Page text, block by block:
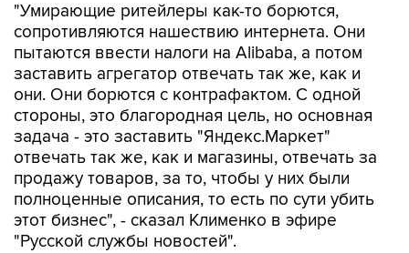
"Умирающие ритейлеры как-то борются,
сопротивляются нашествию интернета. Они
пытаются ввести налоги на Alibaba, а потом
заставить агрегатор отвечать так же, как и
они. Они борются с контрафактом. С одной
стороны, это благородная цель, но основная
задача - это заставить "Яндекс.Маркет"
отвечать так же, как и магазины, отвечать за
продажу товаров, за то, чтобы у них были
полноценные описания, то есть по сути убить
этот бизнес", - сказал Клименко в эфире
"Русской службы новостей".